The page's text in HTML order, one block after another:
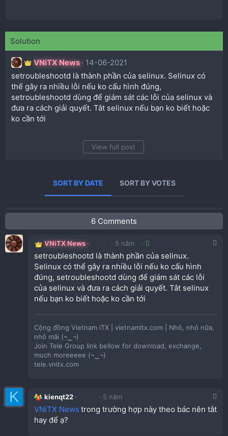
Solution
VNiTX News
14-06-2021
setroubleshootd là thành phần của selinux. Selinux có
thể gây ra nhiều lỗi nếu ko cấu hình đúng,
setroubleshootd dùng để giám sát các lỗi của selinux và
đưa ra cách giải quyết. Tắt selinux nếu bạn ko biết hoặc
ko cần tới
View full post
SORT BY DATE SORT BY VOTES
6 Comments
VNiTX News 5 năm
setroubleshootd là thành phần của selinux.
Selinux có thể gây ra nhiều lỗi nếu ko cấu hình
đúng, setroubleshootd dùng để giám sát các lỗi
của selinux và đưa ra cách giải quyết. Tắt selinux
nếu bạn ko biết hoặc ko cần tới
Cộng đồng Vietnam iTX | vietnamitx.com | Nhỏ, nhỏ nữa,
nhỏ mãi (¬‿¬)
Join Tele Group link bellow for download, exchange,
much moreeeee (¬‿¬)
tele.vnitx.com
K kienqt22 5 năm
VNiTX News trong trường hợp này theo bác nên tắt
hay để ạ?